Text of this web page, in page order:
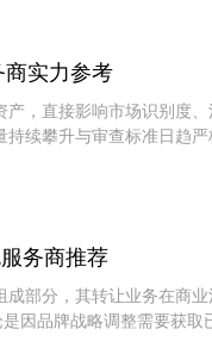
实力参考
直接影响市场识别度、
续攀升与审查标准日趋
务商推荐
分，其转让业务在商业
因品牌战略调整需要获取